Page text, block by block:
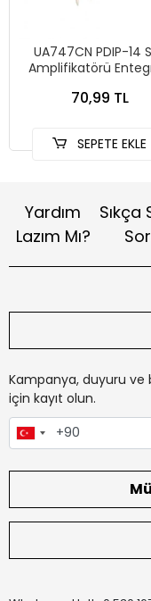
UA747CN PDIP-14
Amplifikatörü
70,99 TL
SEPETE EKLE
Yardım
Lazım Mı?
Sıkça
Kampanya, duyuru
için kayıt olun.